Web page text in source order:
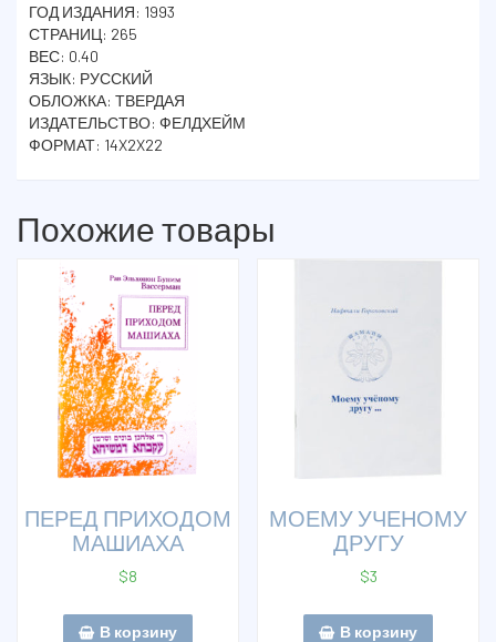
ГОД ИЗДАНИЯ: 1993
СТРАНИЦ: 265
ВЕС: 0.40
ЯЗЫК: РУССКИЙ
ОБЛОЖКА: ТВЕРДАЯ
ИЗДАТЕЛЬСТВО: ФЕЛДХЕЙМ
ФОРМАТ: 14X2X22
Похожие товары
ПЕРЕД ПРИХОДОМ
МАШИАХА
$8
В корзину
МОЕМУ УЧЕНОМУ
ДРУГУ
$3
В корзину